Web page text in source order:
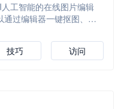
工智能的在线图片编辑
通过编辑器一键抠图、改
访问
技巧